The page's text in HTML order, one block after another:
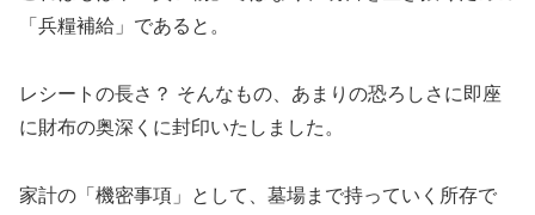
「兵糧補給」であると。
レシートの長さ？ そんなもの、あまりの恐ろしさに即座
に財布の奥深くに封印いたしました。
家計の「機密事項」として、墓場まで持っていく所存で